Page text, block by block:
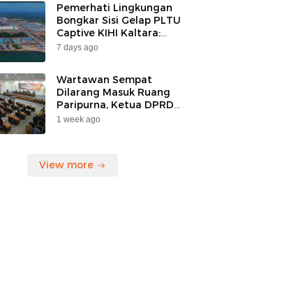
Pemerhati Lingkungan
Bongkar Sisi Gelap PLTU
Captive KIHI Kaltara:
“Industri Hijau Hanya
7 days ago
Wartawan Sempat
Dilarang Masuk Ruang
Paripurna, Ketua DPRD
Kaltara Mengaku Belum
1 week ago
View more